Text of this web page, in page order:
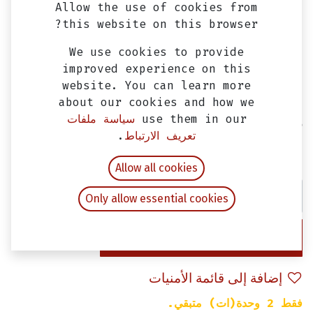
دواسه رجل امامي سيمفوني ST
شامل ضريبة القيمة المضافة
إضافة إلى قائمة الأمنيات
فقط 2 وحدة(ات) متبقي.
Allow the use of cookies from
this website on this browser?
We use cookies to provide
improved experience on this
website. You can learn more
about our cookies and how we
use them in our سياسة ملفات
تعريف الارتباط .
Allow all cookies
Only allow essential cookies